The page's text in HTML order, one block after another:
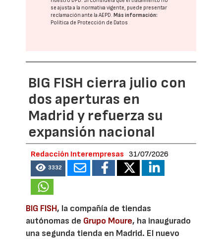
se ajusta a la normativa vigente, puede presentar
reclamación ante laAEPD .Más información:
Política de Protección de Datos
BIG FISH cierra julio con
dos aperturas en
Madrid y refuerza su
expansión nacional
Redacción Interempresas 31/07/2026
3332
BIG FISH, la compañía de tiendas
autónomas de Grupo Moure, ha inaugurado
una segunda tienda en Madrid. El nuevo